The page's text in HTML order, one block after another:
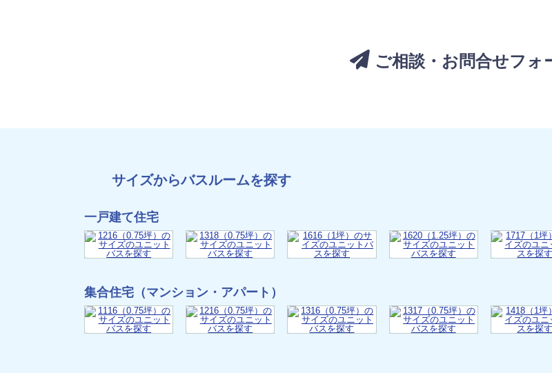
ご相談・お問合せフォ
サイズからバスルームを探す
一戸建て住宅
集合住宅（マンション・アパート）